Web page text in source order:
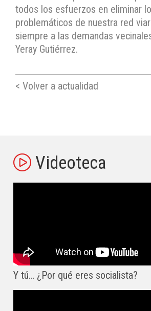
todos los esfuerzos en eliminar
problemáticos de nuestra red
siempre a las demandas
Yeray Gutiérrez.
< Volver a actualidad
Videoteca
Y tú… ¿Por qué eres socialista?